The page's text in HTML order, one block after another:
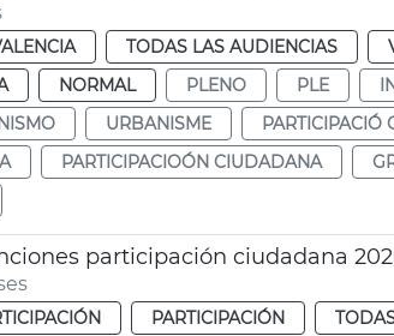
TODAS LAS AUDIENCIAS
NORMAL PLENO PLE
URBANISME
PARTICIPACIÓ
PARTICIPACIOÓN CIUDADANA
participación ciudadana
PARTICIPACIÓN